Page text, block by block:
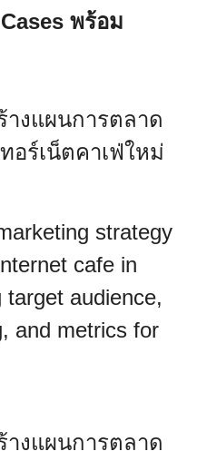
พร้อม
างแผนการตลาด
อร์เน็ตคาเฟ่ใหม่
strategy
cafe in
audience,
and metrics for
างแผนการตลาด